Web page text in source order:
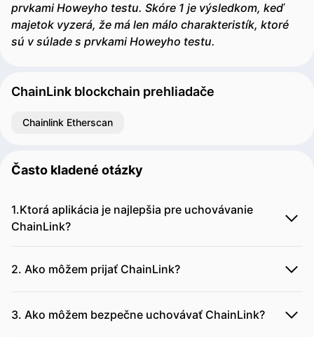
prvkami Howeyho testu. Skóre 1 je výsledkom, keď
majetok vyzerá, že má len málo charakteristík, ktoré
sú v súlade s prvkami Howeyho testu.
ChainLink blockchain prehliadače
Chainlink Etherscan
Často kladené otázky
1.Ktorá aplikácia je najlepšia pre uchovávanie
ChainLink?
2. Ako môžem prijať ChainLink?
3. Ako môžem bezpečne uchovávať ChainLink?